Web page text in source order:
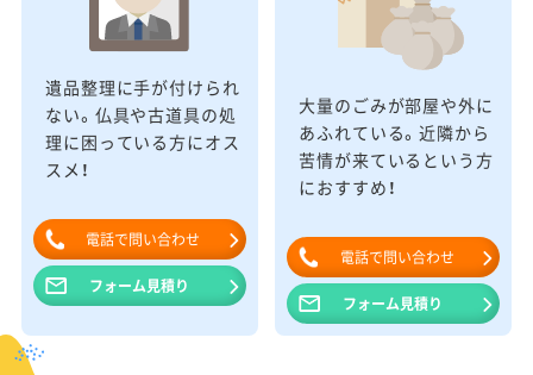
遺品整理に手が付けられ
ない。仏具や古道具の処
理に困っている方にオス
スメ！
電話で問い合わせ
フォーム見積り
大量のごみが部屋や外に
あふれている。近隣から
苦情が来ているという方
におすすめ！
電話で問い合わせ
フォーム見積り